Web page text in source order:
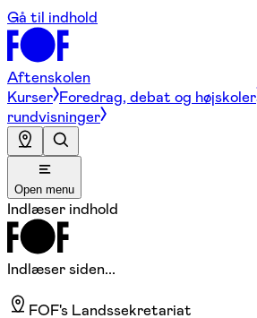
Gå til indhold
Aftenskolen
Kurser Foredrag, debat og højskoler
rundvisninger
Open menu
Indlæser indhold
Indlæser siden...
FOF's Landssekretariat